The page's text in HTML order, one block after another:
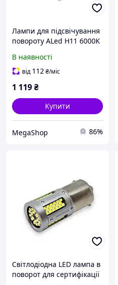
Лампи для підсвічування
повороту ALed H11 6000K
В наявності
від 112₴/міс
1 119₴
Купити
MegaShop 86%
Світлодіодна LED лампа в
поворот для сертифікації